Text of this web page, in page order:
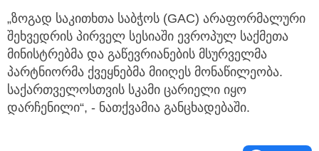
„ზოგად საკითხთა საბჭოს (GAC) არაფორმალური
შეხვედრის პირველ სესიაში ევროპულ საქმეთა
მინისტრებმა და გაწევრიანების მსურველმა
პარტნიორმა ქვეყნებმა მიიღეს მონაწილეობა.
საქართველოსთვის სკამი ცარიელი იყო
დარჩენილი“, - ნათქვამია განცხადებაში.